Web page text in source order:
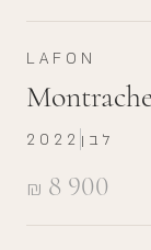
LAFON
₪ 8 900
2022 לבן